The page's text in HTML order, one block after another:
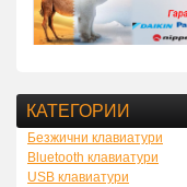
КАТЕГОРИИ
Безжични клавиатури
Bluetooth клавиатури
USB клавиатури